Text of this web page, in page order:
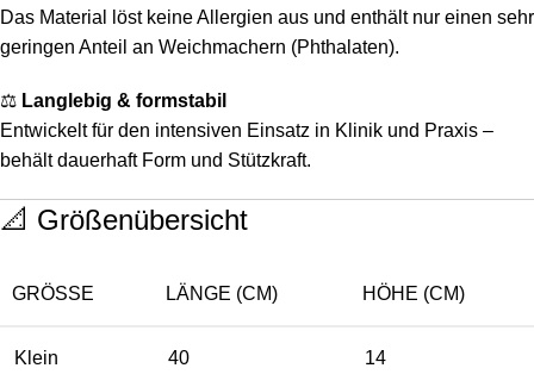
Das Material löst keine Allergien aus und enthält nur einen sehr
geringen Anteil an Weichmachern (Phthalaten).
⚖️ Langlebig & formstabil
Entwickelt für den intensiven Einsatz in Klinik und Praxis –
behält dauerhaft Form und Stützkraft.
📐 Größenübersicht
GRÖSSE LÄNGE (CM) HÖHE (CM)
Klein 40 14